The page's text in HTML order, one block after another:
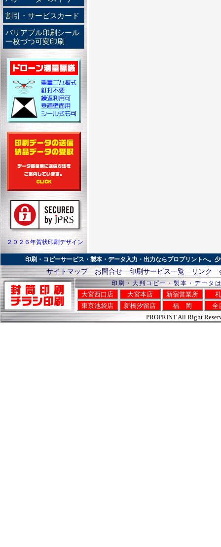
割引・サービスカード
バリアブル印刷シール
一枚づつ可変印刷
２０２６年賀状印刷デザイン
印刷・コピーサービス・製本・データ入力・出力ならプロプリントへ。
サイトマップ お問合せ 印刷サービス一覧 リンク
印刷・大判コピー・製本・データ
大宮西口店 大宮本店 新宿営業所
東京池袋店
新橋汐留店 福 岡 全
PROPRINT All Right